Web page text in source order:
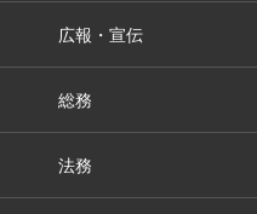
広報・宣伝
総務
法務